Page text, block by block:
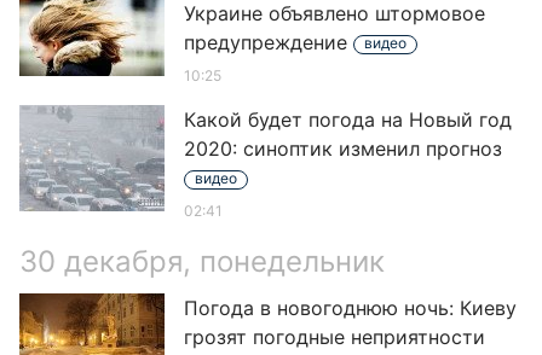
Украине объявлено штормовое
предупреждение
видео
10:25
Какой будет погода на Новый год
2020: синоптик изменил прогноз
видео
02:41
30 декабря, понедельник
Погода в новогоднюю ночь: Киеву
грозят погодные неприятности